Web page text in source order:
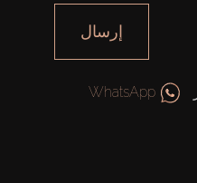
إرسال
WhatsApp